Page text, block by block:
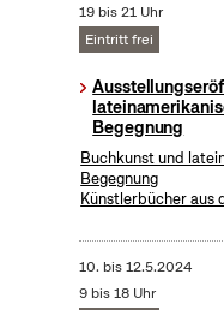
19 bis 21 Uhr
Eintritt frei
Begegnung
Buchkunst und
Begegnung
Künstlerbücher aus
10. bis12.5.2024
9 bis 18 Uhr